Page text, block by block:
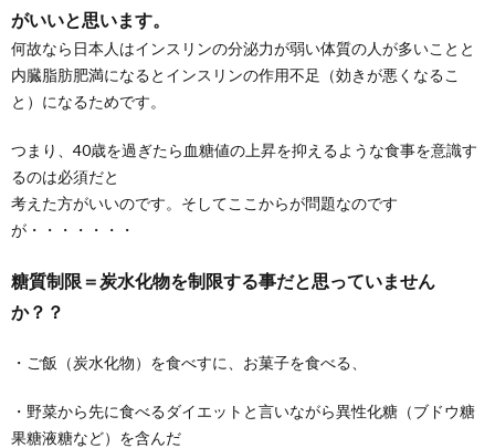
がいいと思います。
何故なら日本人はインスリンの分泌力が弱い体質の人が多いことと
内臓脂肪肥満になるとインスリンの作用不足（効きが悪くなるこ
と）になるためです。
つまり、40歳を過ぎたら血糖値の上昇を抑えるような食事を意識す
るのは必須だと
考えた方がいいのです。そしてここからが問題なのです
が・・・・・・・
糖質制限＝炭水化物を制限する事だと思っていません
か？？
・ご飯（炭水化物）を食べすに、お菓子を食べる、
・野菜から先に食べるダイエットと言いながら異性化糖（ブドウ糖
果糖液糖など）を含んだ